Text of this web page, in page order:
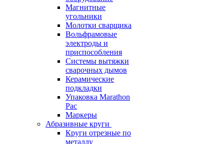
Магнитные
угольники
Молотки сварщика
Вольфрамовые
электроды и
приспособления
Системы вытяжки
сварочных дымов
Керамические
подкладки
Упаковка Marathon
Pac
Маркеры
Абразивные круги
Круги отрезные по
металлу